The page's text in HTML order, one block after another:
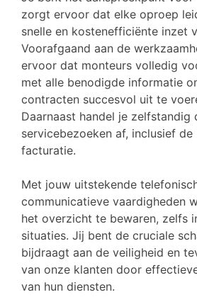
zorgt ervoor dat elke oproep
snelle en kostenefficiënte inzet
Voorafgaand aan de
ervoor dat monteurs volledig
met alle benodigde informatie
contracten succesvol uit te
Daarnaast handel je zelfstandig
servicebezoeken af, inclusief
facturatie.
Met jouw uitstekende
communicatieve vaardigheden
het overzicht te bewaren, zelfs
situaties. Jij bent de cruciale
bijdraagt aan de veiligheid en
van onze klanten door
van hun diensten.